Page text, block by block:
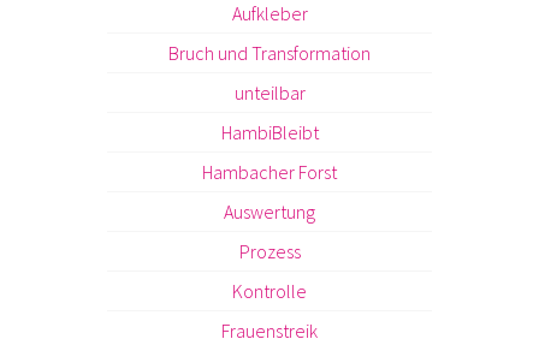
Aufkleber
Bruch und Transformation
unteilbar
HambiBleibt
Hambacher Forst
Auswertung
Prozess
Kontrolle
Frauenstreik